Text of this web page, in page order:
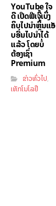
YouTube ໃຈ
ດີ ເປີດຟີເຈີ້ເບິ່ງ
ຄິບໄປນຳຫຼິ້ນແອັ
ບອື່ນໄປນຳໄດ້
ແລ້ວ ໂດຍບໍ່
ຕ້ອງເຊົ່າ
Premium
ຂ່າວທົ່ວໄປ,
ເທັກໂນໂລຢີ